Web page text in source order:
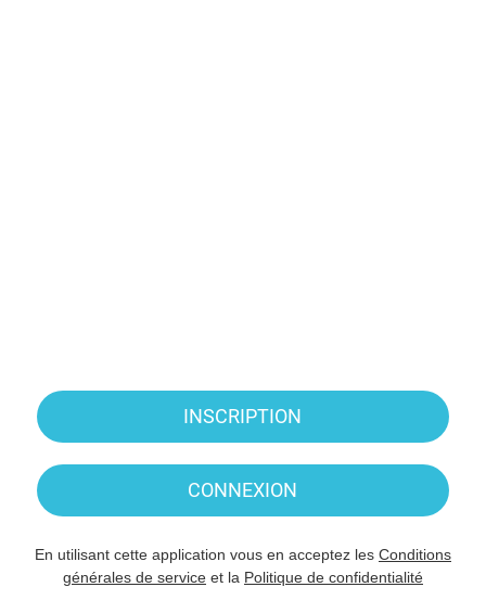
INSCRIPTION
CONNEXION
En utilisant cette application vous en acceptez les Conditions
générales de service et la Politique de confidentialité